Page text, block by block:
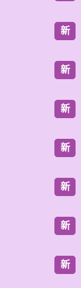
新
新
新
新
新
新
新